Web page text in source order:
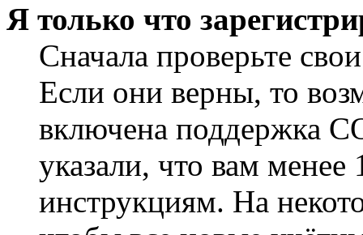
Я только что
Сначала проверьте
Если они верны, то
включена поддержка
указали, что вам
инструкциям. На